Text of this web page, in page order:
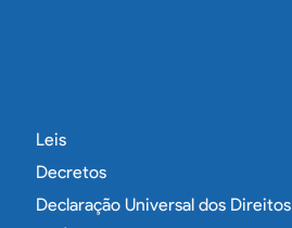
Leis
Decretos
Declaração Universal dos Direitos